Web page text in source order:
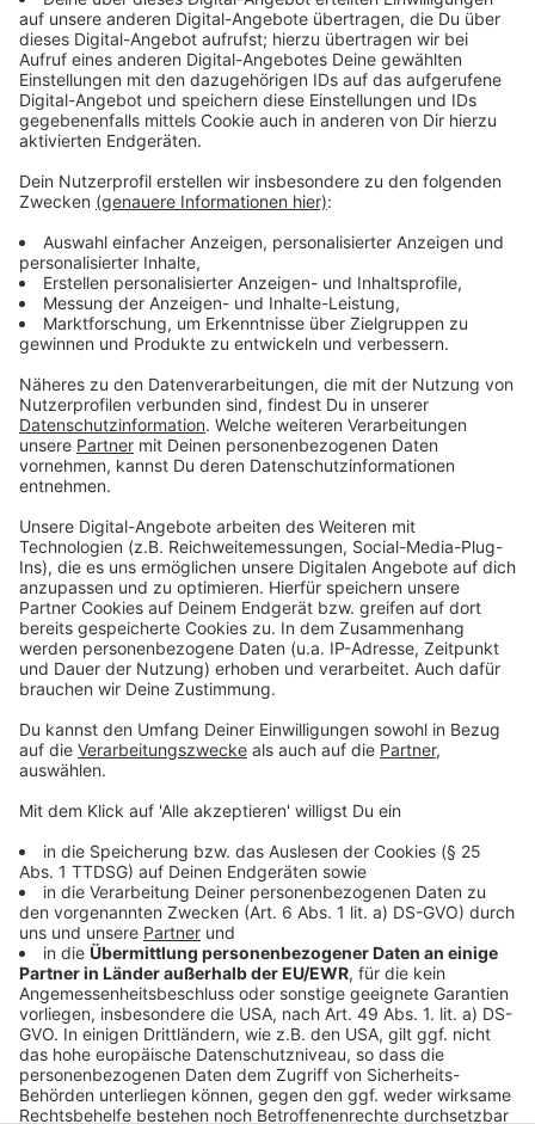
Anzeige
schien ihr nicht besonders viel Freude zu bereiten. Den
Fußball-Fans übrigens offenbar auch nicht mehr, denn
die beobachteten stattdessen voller Mitleid das
Täubchen, welches verzweifelt und etwas panisch
versuchte, sich aus dem unglücklichen Dilemma zu
Schließlich gelang ihr selbständig die Befreiung - was
erleichterten Applaus zur Folge hatte. Dieser tat dem
leicht verwirrten Vogel zwar einerseits gut,
andererseits beflügelte es ihn zu einem wahren
Tiefflug über die Köpfe der klatschenden Fußball-
Fans, gleichzeitig den Eindruck erweckend sich in die
Hose machen zu wollen. Eine solche hatte sie aus
nachvollziehbaren Gründen nicht an.
Im Moment des präzisen Sturzflugs auf mich,
erleichterte sie dann ihre psychische Anspannung mit
der Erleichterung ihres Darms. Die Tauben-Scheiße
landete exakt platziert auf meinem Trikot. Daraufhin
erntete sowohl die Taube erneut respektablen, als
auch ich hämischen Applaus. Das von allen
liebgewonnene Tier hatte sich von geschätzt 15.000
in der Nähe befindlichen menschlichen Lebewesen
genau mich als einziges Ziel ausgesucht.
Seitdem kann ich mit Fug und Recht behaupten - ohne
einen Schiedsrichter oder Video-Beweis frech
anzugehen - ich bin im Stadion beschissen worden.
Anzeige
Anzeige